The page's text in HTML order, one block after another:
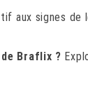
aux signes de
Braflix ?